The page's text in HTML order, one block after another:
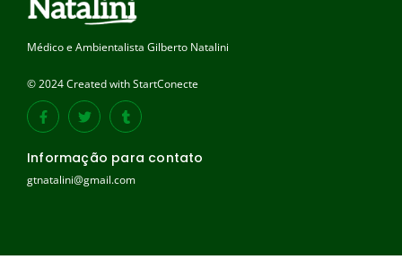
Médico e Ambientalista Gilberto Natalini
© 2024 Created with StartConecte
Informação para contato
gtnatalini@gmail.com